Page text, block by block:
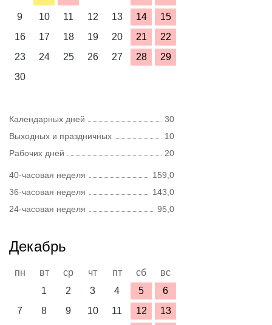
9
10 11 12 13 14
15
16
17 18 19 20 21
22
23
24 25 26 27 28
29
30
Календарных дней
30
Выходных и праздничных
10
Рабочих дней
20
40-часовая неделя
159,0
36-часовая неделя
143,0
24-часовая неделя
95,0
Декабрь
пн вт ср чт пт сб
вс
1
2 3 4 5
6
7
8 9 10 11 12
13